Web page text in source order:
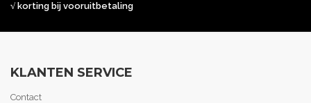
√ korting bij vooruitbetaling
KLANTEN SERVICE
Contact